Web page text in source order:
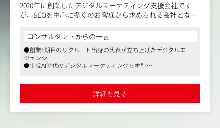
・自社開発のノーコードサイト改善・ CX改善プラットフ
ォーム「SiTest（サイテスト）」があるため、「集客（SE
O/LLMO）× サイト改善（CRO）」を組み合わせた、他社
することができます。
・単なる作業代行ではなく、クライアントの経営課題に紐
づいた検索マーケティング戦略を構築できます。
・最新のAI検索対策状況のキャッチアップができ、経験が
ある方はそれを活かして働くことが可能です。
＜募集背景＞
2020年に創業したデジタルマーケティング支援会社です
が、SEOを中心に多くのお客様から求められる会社となっ
更なる事業拡大に向けて、コンテンツ制作を通してお客様
のサービス・プロダクトを大きく飛躍させるためのサポー
トをご一緒にしていただけるコンテンツディレクターを募
集しております。
ンに共感してくださり、SEOを通して世の中をよりよくし
ていきたいと思っていただける方がいらっしゃれば、ぜひ
コンサルタントからの一言
●創業6期目のリクルート出身の代表が立ち上げたデジタルエー
ジェンシー
●生成AI時代のデジタルマーケティングを牽引
詳細を見る